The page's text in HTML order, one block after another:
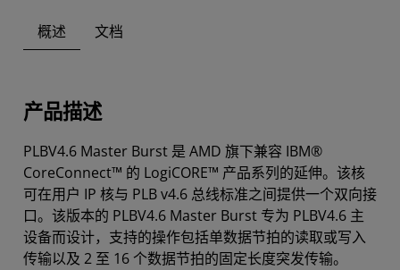
概述 文档
产品描述
PLBV4.6 Master Burst 是 AMD 旗下兼容 IBM®
CoreConnect™ 的 LogiCORE™ 产品系列的延伸。该核
可在用户 IP 核与 PLB v4.6 总线标准之间提供一个双向接
口。该版本的 PLBV4.6 Master Burst 专为 PLBV4.6 主
设备而设计，支持的操作包括单数据节拍的读取或写入
传输以及 2 至 16 个数据节拍的固定长度突发传输。